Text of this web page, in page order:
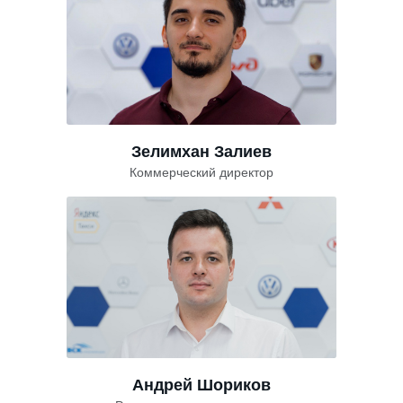
Зелимхан Залиев
Андрей Шориков
Коммерческий директор